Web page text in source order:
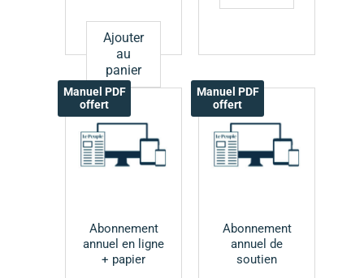
Ajouter
au
panier
Manuel PDF
offert
Abonnement
annuel en ligne
+ papier
Manuel PDF
offert
Abonnement
annuel de
soutien